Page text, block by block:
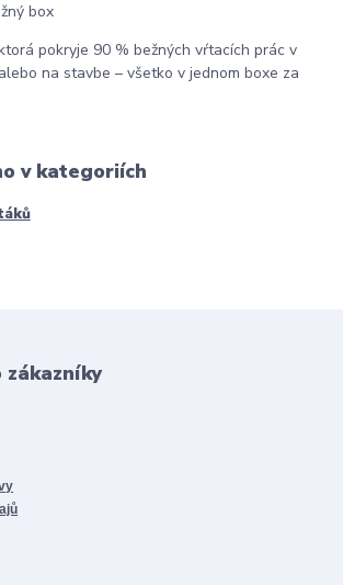
box
pokryje 90 % bežných vŕtacích prác v
na stavbe – všetko v jednom boxe za
v kategoriích
zákazníky